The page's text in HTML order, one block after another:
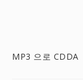
MP3 으로 CDDA